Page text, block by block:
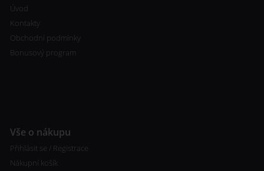
Úvod
Kontakty
Obchodní podmínky
Bonusový program
Vše o nákupu
Přihlásit se / Registrace
Nákupní košík